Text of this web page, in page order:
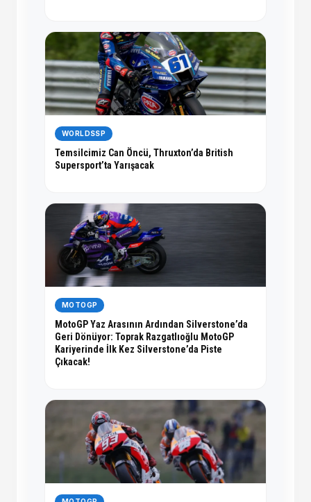
WORLDSSP
Temsilcimiz Can Öncü, Thruxton’da British
Supersport’ta Yarışacak
MOTOGP
MotoGP Yaz Arasının Ardından Silverstone’da
Geri Dönüyor: Toprak Razgatlıoğlu MotoGP
Kariyerinde İlk Kez Silverstone’da Piste
Çıkacak!